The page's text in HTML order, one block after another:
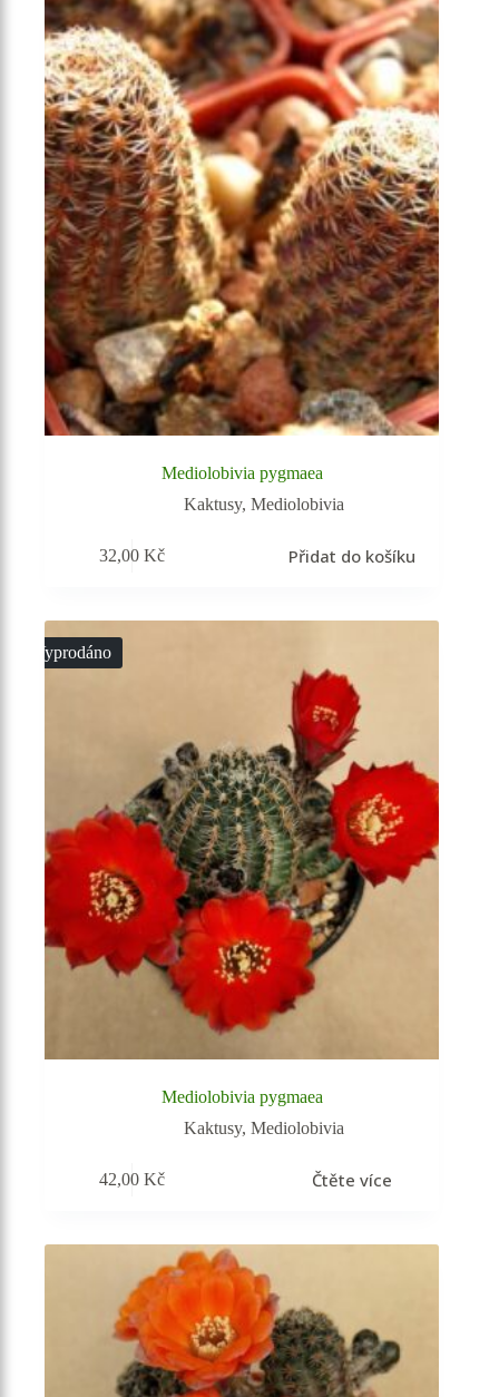
Mediolobivia pygmaea
Kaktusy,Mediolobivia
32,00Kč Přidat do košíku
Vyprodáno
Mediolobivia pygmaea
Kaktusy,Mediolobivia
42,00Kč Čtěte více